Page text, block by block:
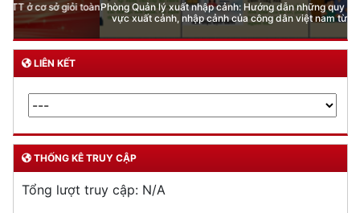
Phòng Quản lý xuất nhập cảnh: Hướng dẫn những quy định mới trong lĩnh
vực xuất cảnh, nhập cảnh của công dân việt nam từ ngày 01/7/2026
LIÊN KẾT
THỐNG KÊ TRUY CẬP
Tổng lượt truy cập: N/A